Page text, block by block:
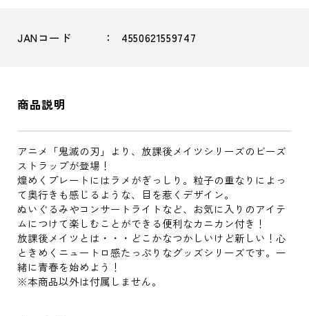
JANコード 4550621559747
商品説明
アニメ「鬼滅の刃」より、放課後メイツシリーズのビーズ
ストラップが登場！
煌めくプレートにはラメがぎっしり。粒子の重なりによっ
て奥行きも感じるような、目を惹くデザイン。
ぬいぐるみやコンサートライトなど、お気に入りのアイテ
ムにつけて楽しむことができる便利なカニカン付き！
放課後メイツとは・・・どこかなつかしいけど新しい！心
ときめくニュートロ感たっぷりなグッズシリーズです。一
緒に青春を始めよう！
※本商品以外は付属しません。